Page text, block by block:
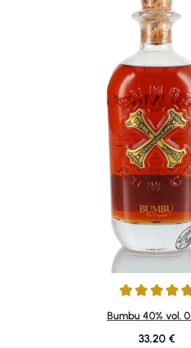
Average rating of 4.88 out of 5 stars
Bumbu 40% vol.
Regular
33,20 €